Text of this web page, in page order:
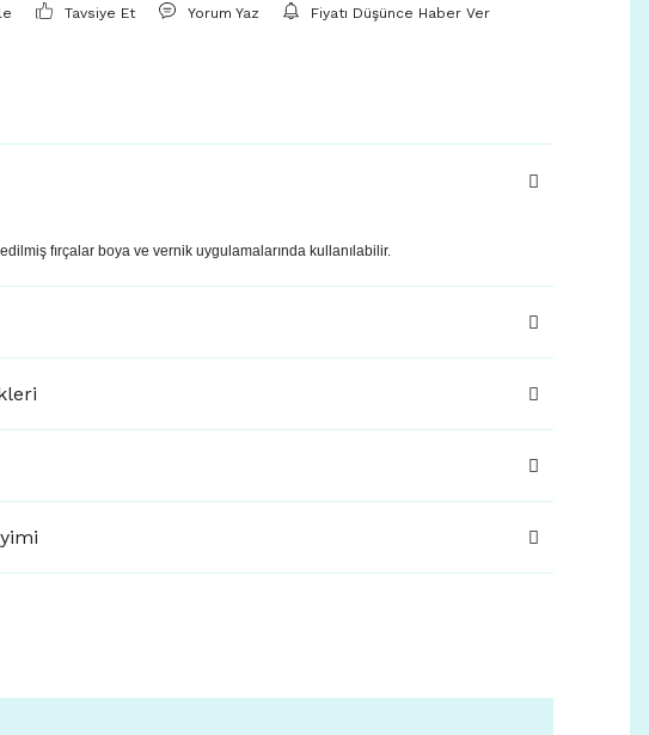
Tavsiye Et Yorum Yaz Fiyatı Düşünce Haber Ver
fırçalar boya ve vernik uygulamalarında kullanılabilir.